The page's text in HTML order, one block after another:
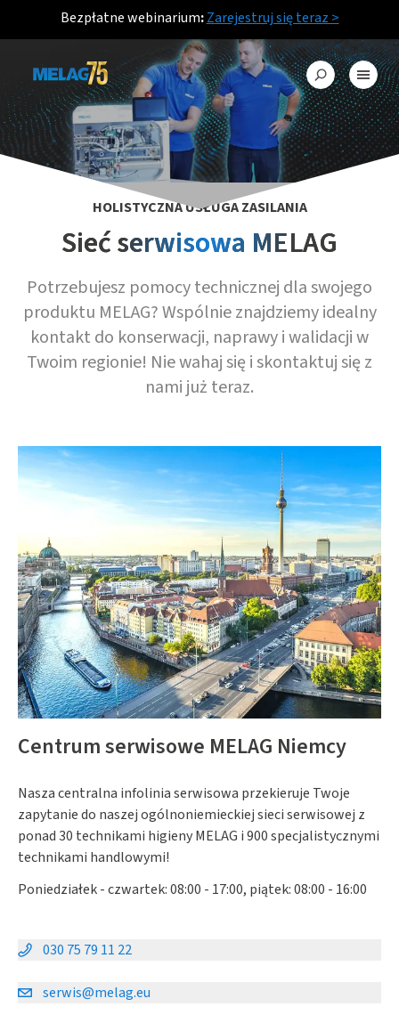
Bezpłatne webinarium:Zarejestruj się teraz >
HOLISTYCZNA USŁUGA ZASILANIA
Sieć serwisowa MELAG
Potrzebujesz pomocy technicznej dla swojego
produktu MELAG? Wspólnie znajdziemy idealny
kontakt do konserwacji, naprawy i walidacji w
Twoim regionie! Nie wahaj się i skontaktuj się z
nami już teraz.
Centrum serwisowe MELAG Niemcy
Nasza centralna infolinia serwisowa przekieruje Twoje
zapytanie do naszej ogólnoniemieckiej sieci serwisowej z
ponad 30 technikami higieny MELAG i 900 specjalistycznymi
technikami handlowymi!
Poniedziałek - czwartek: 08:00 - 17:00, piątek: 08:00 - 16:00
030 75 79 11 22
serwis@melag.eu